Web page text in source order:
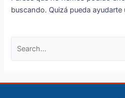
buscando. Quizá pueda ayudarte